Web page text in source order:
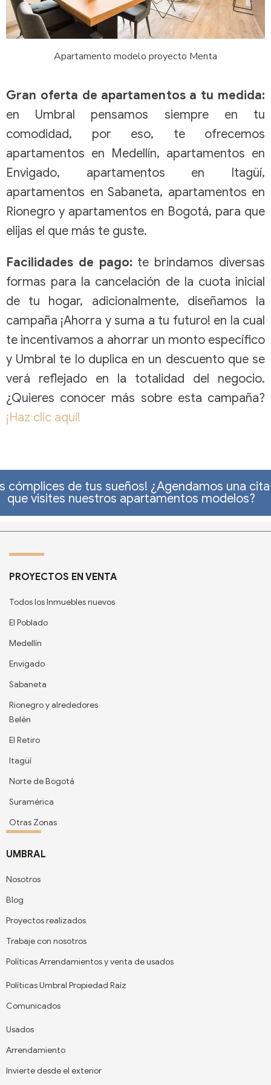
Apartamento modelo proyecto Menta
Gran oferta de apartamentos a tu medida:
en Umbral pensamos siempre en tu
comodidad, por eso, te ofrecemos
apartamentos en Medellín, apartamentos en
Envigado, apartamentos en Itagüí,
apartamentos en Sabaneta, apartamentos en
Rionegro y apartamentos en Bogotá, para que
elijas el que más te guste.
Facilidades de pago: te brindamos diversas
formas para la cancelación de la cuota inicial
de tu hogar, adicionalmente, diseñamos la
campaña ¡Ahorra y suma a tu futuro! en la cual
te incentivamos a ahorrar un monto específico
y Umbral te lo duplica en un descuento que se
verá reflejado en la totalidad del negocio.
¿Quieres conocer más sobre esta campaña?
¡Haz clic aquí!
cómplices de tus sueños! ¿Agendamos una
que visites nuestros apartamentos modelos?
PROYECTOS EN VENTA
Todos los Inmuebles nuevos
El Poblado
Medellín
Envigado
Sabaneta
Rionegro y alrededores
Belén
El Retiro
Itagüí
Norte de Bogotá
Suramérica
Otras Zonas
UMBRAL
Nosotros
Blog
Proyectos realizados
Trabaje con nosotros
Políticas Arrendamientos y venta de usados
Políticas Umbral Propiedad Raíz
Comunicados
Usados
Arrendamiento
Invierte desde el exterior